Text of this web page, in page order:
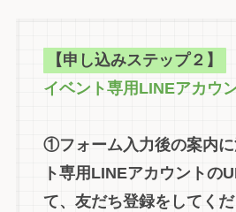
【申し込みステップ２】
イベント専用LINEアカウ
①フォーム入力後の案内
ト専用LINEアカウントの
て、友だち登録をしてくだ